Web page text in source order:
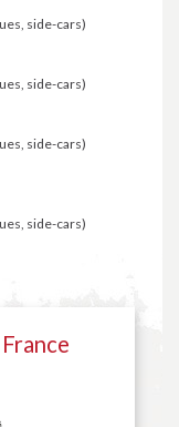
side-cars)
side-cars)
side-cars)
side-cars)